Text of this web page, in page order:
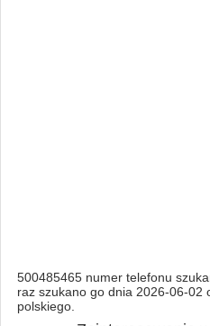
500485465 numer telefonu
raz szukano go dnia 2026-06-02
polskiego.